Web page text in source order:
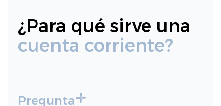
¿Para qué sirve una
cuenta corriente?
Pregunta